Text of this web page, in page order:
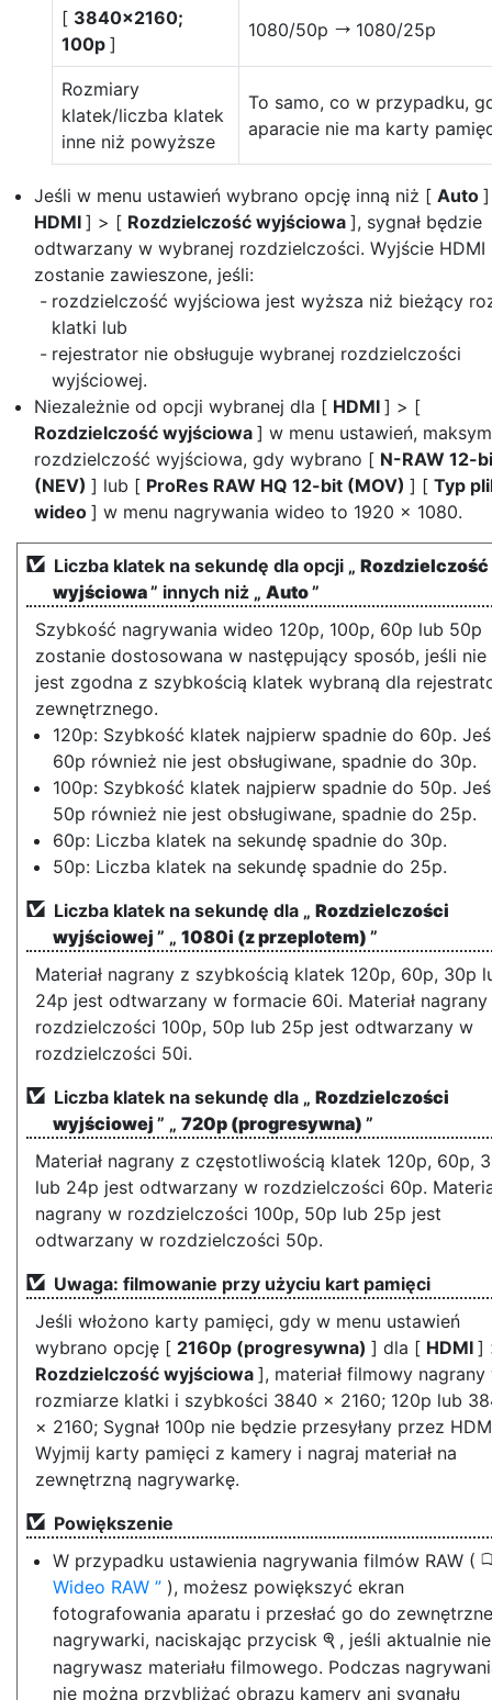
[ 3840×2160;
100p ]
1080/50p V 1080/25p
Rozmiary
klatek/liczba klatek
inne niż powyższe
To samo, co w przypadku,
aparacie nie ma karty
Jeśli w menu ustawień wybrano opcję inną niż [ Auto
HDMI ] > [ Rozdzielczość wyjściowa ], sygnał będzie
odtwarzany w wybranej rozdzielczości. Wyjście HDMI
zostanie zawieszone, jeśli:
rozdzielczość wyjściowa jest wyższa niż bieżący
klatki lub
rejestrator nie obsługuje wybranej rozdzielczości
wyjściowej.
Niezależnie od opcji wybranej dla [ HDMI ] > [
Rozdzielczość wyjściowa ] w menu ustawień,
rozdzielczość wyjściowa, gdy wybrano [ N-RAW 12-
(NEV) ] lub [ ProRes RAW HQ 12-bit (MOV) ] [ Typ
wideo ] w menu nagrywania wideo to 1920 × 1080.
Liczba klatek na sekundę dla opcji „ Rozdzielczość
wyjściowa” innych niż „ Auto”
Szybkość nagrywania wideo 120p, 100p, 60p lub 50p
zostanie dostosowana w następujący sposób, jeśli nie
jest zgodna z szybkością klatek wybraną dla
zewnętrznego.
120p: Szybkość klatek najpierw spadnie do 60p.
60p również nie jest obsługiwane, spadnie do 30p.
100p: Szybkość klatek najpierw spadnie do 50p.
50p również nie jest obsługiwane, spadnie do 25p.
60p: Liczba klatek na sekundę spadnie do 30p.
50p: Liczba klatek na sekundę spadnie do 25p.
Liczba klatek na sekundę dla „ Rozdzielczości
wyjściowej ” „ 1080i (z przeplotem) ”
Materiał nagrany z szybkością klatek 120p, 60p, 30p
24p jest odtwarzany w formacie 60i. Materiał
rozdzielczości 100p, 50p lub 25p jest odtwarzany w
rozdzielczości 50i.
Liczba klatek na sekundę dla „ Rozdzielczości
wyjściowej ” „ 720p (progresywna) ”
Materiał nagrany z częstotliwością klatek 120p, 60p,
lub 24p jest odtwarzany w rozdzielczości 60p.
nagrany w rozdzielczości 100p, 50p lub 25p jest
odtwarzany w rozdzielczości 50p.
Uwaga: filmowanie przy użyciu kart pamięci
Jeśli włożono karty pamięci, gdy w menu ustawień
wybrano opcję [ 2160p (progresywna) ] dla [ HDMI ]
Rozdzielczość wyjściowa ], materiał filmowy nagrany
rozmiarze klatki i szybkości 3840 × 2160; 120p lub
× 2160; Sygnał 100p nie będzie przesyłany przez
Wyjmij karty pamięci z kamery i nagraj materiał na
zewnętrzną nagrywarkę.
Powiększenie
W przypadku ustawienia nagrywania filmów RAW (
Wideo RAW
), możesz powiększyć ekran
fotografowania aparatu i przesłać go do
nagrywarki, naciskając przycisk X , jeśli aktualnie nie
nagrywasz materiału filmowego. Podczas
nie można przybliżać obrazu kamery ani sygnału